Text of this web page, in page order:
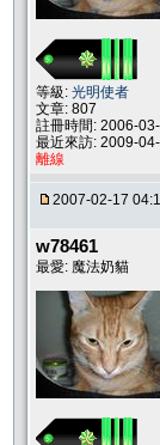
等級: 光明使者
文章: 807
註冊時間: 2006-
最近來訪: 2009-
離線
2007-02-17
w78461
最愛: 魔法奶貓